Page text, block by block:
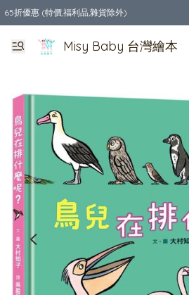
65折優惠 (特價,福利品,雜貨除外)
全店購物滿$550，免運費
Misy Baby 台灣繪本